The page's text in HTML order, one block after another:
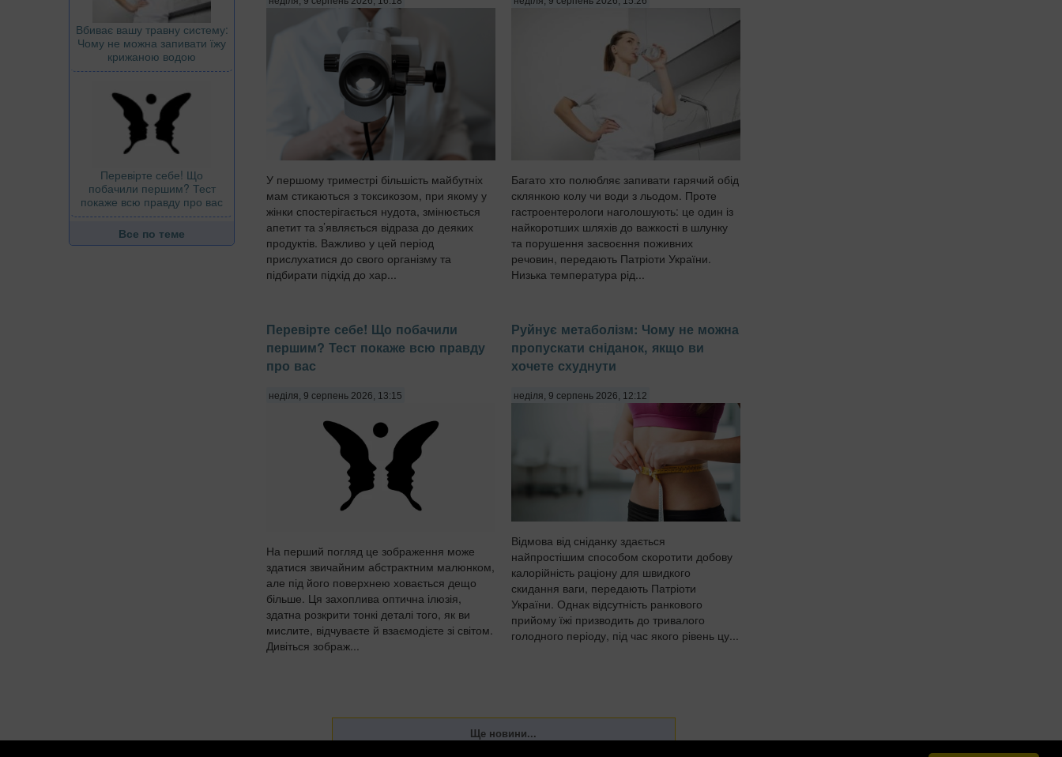
Вбиває вашу травну систему:
Чому не можна запивати їжу
крижаною водою
Перевірте себе! Що
побачили першим? Тест
покаже всю правду про вас
Все по теме
У першому триместрі більшість майбутніх
мам стикаються з токсикозом, при якому у
жінки спостерігається нудота, змінюється
апетит та з’являється відраза до деяких
продуктів. Важливо у цей період
прислухатися до свого організму та
підбирати підхід до хар...
Багато хто полюбляє запивати гарячий обід
склянкою колу чи води з льодом. Проте
гастроентерологи наголошують: це один із
найкоротших шляхів до важкості в шлунку
та порушення засвоєння поживних
речовин, передають Патріоти України.
Низька температура рід...
Перевірте себе! Що побачили
першим? Тест покаже всю правду
про вас
неділя, 9 серпень 2026, 13:15
На перший погляд це зображення може
здатися звичайним абстрактним малюнком,
але під його поверхнею ховається дещо
більше. Ця захоплива оптична ілюзія,
здатна розкрити тонкі деталі того, як ви
мислите, відчуваєте й взаємодієте зі світом.
Дивіться зображ...
Руйнує метаболізм: Чому не можна
пропускати сніданок, якщо ви
хочете схуднути
неділя, 9 серпень 2026, 12:12
Відмова від сніданку здається
найпростішим способом скоротити добову
калорійність раціону для швидкого
скидання ваги, передають Патріоти
України. Однак відсутність ранкового
прийому їжі призводить до тривалого
голодного періоду, під час якого рівень цу...